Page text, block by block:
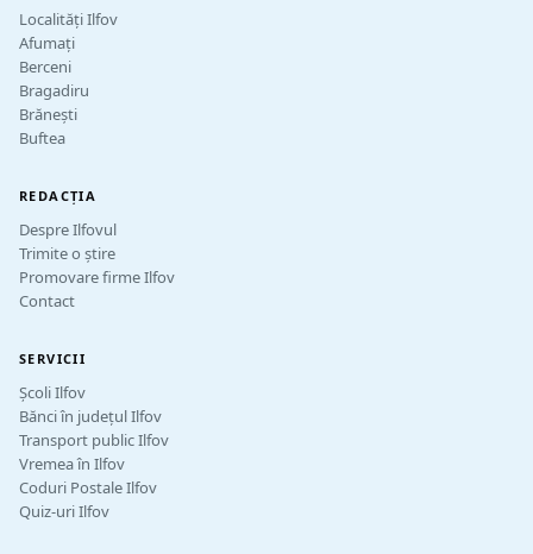
Localități Ilfov
Afumați
Berceni
Bragadiru
Brănești
Buftea
REDACȚIA
Despre Ilfovul
Trimite o știre
Promovare firme Ilfov
Contact
SERVICII
Școli Ilfov
Bănci în județul Ilfov
Transport public Ilfov
Vremea în Ilfov
Coduri Postale Ilfov
Quiz-uri Ilfov